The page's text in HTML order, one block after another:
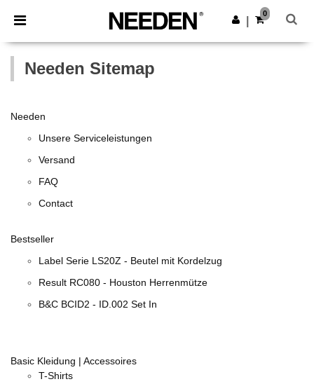
× Needen App
Bessere Preise in der App!
App holen
0
Needen Sitemap
Needen
Unsere Serviceleistungen
Versand
FAQ
Contact
Bestseller
Label Serie LS20Z - Beutel mit Kordelzug
Result RC080 - Houston Herrenmütze
B&C BCID2 - ID.002 Set In
Basic Kleidung | Accessoires
T-Shirts